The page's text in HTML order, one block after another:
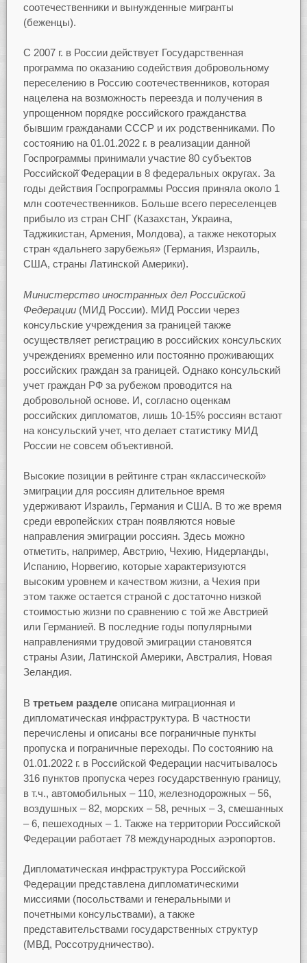
соотечественники и вынужденные мигранты
(беженцы).
С 2007 г. в России действует Государственная
программа по оказанию содействия добровольному
переселению в Россию соотечественников, которая
нацелена на возможность переезда и получения в
упрощенном порядке российского гражданства
бывшим гражданами СССР и их родственниками. По
состоянию на 01.01.2022 г. в реализации данной
Госпрограммы принимали участие 80 субъектов
Российской̆ Федерации в 8 федеральных округах. За
годы действия Госпрограммы Россия приняла около 1
млн соотечественников. Больше всего переселенцев
прибыло из стран СНГ (Казахстан, Украина,
Таджикистан, Армения, Молдова), а также некоторых
стран «дальнего зарубежья» (Германия, Израиль,
США, страны Латинской Америки).
Министерство иностранных дел Российской
Федерации(МИД России). МИД России через
консульские учреждения за границей также
осуществляет регистрацию в российских консульских
учреждениях временно или постоянно проживающих
российских граждан за границей. Однако консульский
учет граждан РФ за рубежом проводится на
добровольной основе. И, согласно оценкам
российских дипломатов, лишь 10-15% россиян встают
на консульский учет, что делает статистику МИД
России не совсем объективной.
Высокие позиции в рейтинге стран «классической»
эмиграции для россиян длительное время
удерживают Израиль, Германия и США. В то же время
среди европейских стран появляются новые
направления эмиграции россиян. Здесь можно
отметить, например, Австрию, Чехию, Нидерланды,
Испанию, Норвегию, которые характеризуются
высоким уровнем и качеством жизни, а Чехия при
этом также остается страной с достаточно низкой
стоимостью жизни по сравнению с той же Австрией
или Германией. В последние годы популярными
направлениями трудовой эмиграции становятся
страны Азии, Латинской Америки, Австралия, Новая
Зеландия.
В третьем разделеописана миграционная и
дипломатическая инфраструктура. В частности
перечислены и описаны все пограничные пункты
пропуска и пограничные переходы. По состоянию на
01.01.2022 г. в Российской Федерации насчитывалось
316 пунктов пропуска через государственную границу,
в т.ч., автомобильных – 110, железнодорожных – 56,
воздушных – 82, морских – 58, речных – 3, смешанных
– 6, пешеходных – 1. Также на территории Российской
Федерации работает 78 международных аэропортов.
Дипломатическая инфраструктура Российской
Федерации представлена дипломатическими
миссиями (посольствами и генеральными и
почетными консульствами), а также
представительствами государственных структур
(МВД, Россотрудничество).